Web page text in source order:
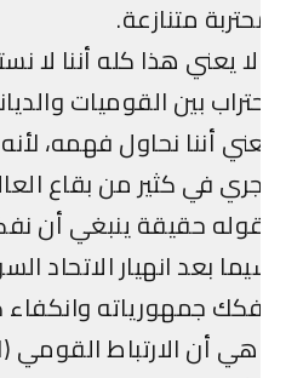
متنازعة.
يعني هذا كله أننا لا
بين القوميات والديانات
أننا نحاول فهمه، لأنه
في كثير من بقاع العالم.
حقيقة ينبغي أن نفكر
بعد انهيار الاتحاد
جمهورياته وانكفاء كل
أن الارتباط القومي